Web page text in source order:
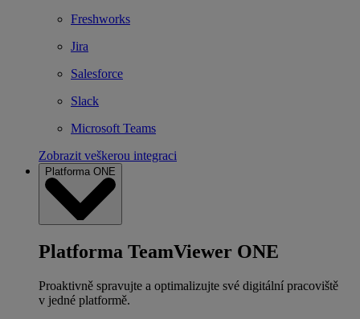
Freshworks
Jira
Salesforce
Slack
Microsoft Teams
Zobrazit veškerou integraci
Platforma ONE
Platforma TeamViewer ONE
Proaktivně spravujte a optimalizujte své digitální pracoviště
v jedné platformě.